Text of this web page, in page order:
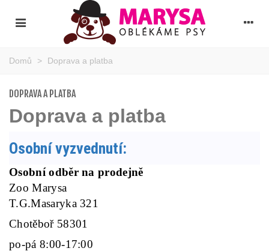
Domů > Doprava a platba
DOPRAVA A PLATBA
Doprava a platba
Osobní vyzvednutí:
Osobní odběr na prodejně
Zoo Marysa
T.G.Masaryka 321
Chotěboř 58301
po-pá 8:00-17:00